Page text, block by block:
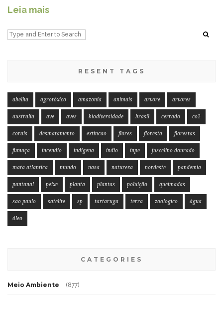
Leia mais
RESENT TAGS
abelha agrotóxico amazonia animais arvore arvores
australia ave aves biodiversidade brasil cerrado co2
corais desmatamento extincao flores floresta florestas
fumaça incendio indigena indio inpe juscelino dourado
mata atlantica mundo nasa natureza nordeste pandemia
pantanal peixe planta plantas poluição queimadas
sao paulo satelite sp tartaruga terra zoologico água
óleo
CATEGORIES
Meio Ambiente (877)